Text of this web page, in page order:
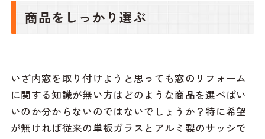
商品をしっかり選ぶ
いざ内窓を取り付けようと思っても窓のリフォーム
に関する知識が無い方はどのような商品を選べばい
いのか分からないのではないでしょうか？特に希望
が無ければ従来の単板ガラスとアルミ製のサッシで